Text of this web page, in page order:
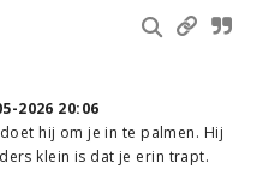
2026 20:06
hij om je in te palmen. Hij
klein is dat je erin trapt.